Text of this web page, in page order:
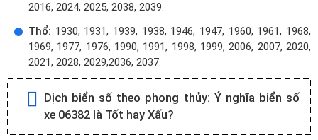
2016, 2024, 2025, 2038, 2039.
Thổ: 1930, 1931, 1939, 1938, 1946, 1947, 1960, 1961, 1968,
1969, 1977, 1976, 1990, 1991, 1998, 1999, 2006, 2007, 2020,
2021, 2028, 2029,2036, 2037.
Dịch biển số theo phong thủy: Ý nghĩa biển số
xe 06382 là Tốt hay Xấu?